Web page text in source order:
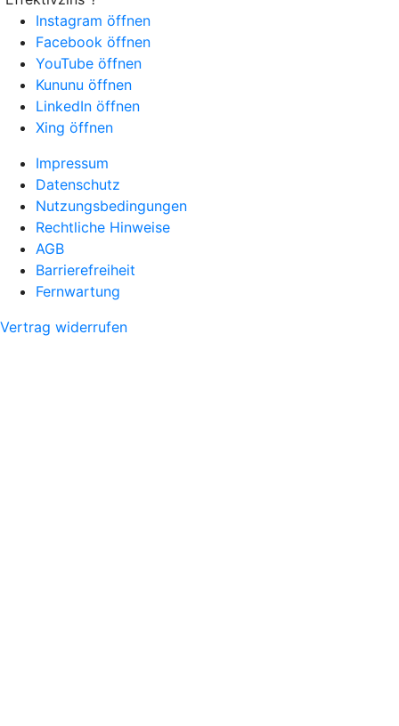
Instagram öffnen
Facebook öffnen
YouTube öffnen
Kununu öffnen
LinkedIn öffnen
Xing öffnen
Impressum
Datenschutz
Nutzungsbedingungen
Rechtliche Hinweise
AGB
Barrierefreiheit
Fernwartung
Vertrag widerrufen